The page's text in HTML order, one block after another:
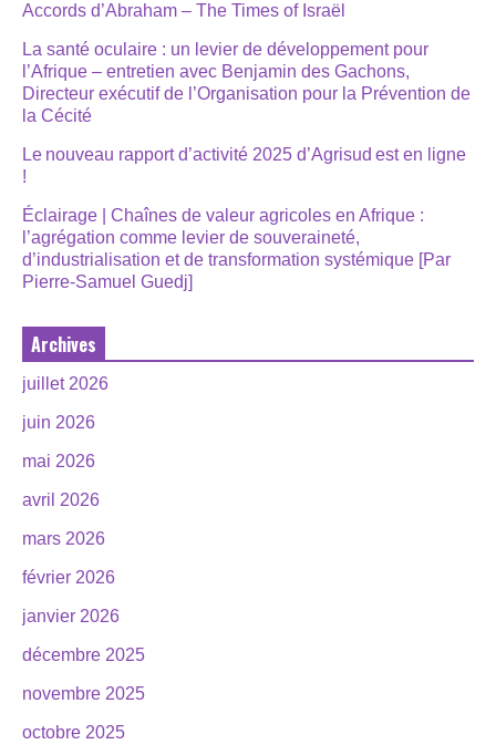
Accords d’Abraham – The Times of Israël
La santé oculaire : un levier de développement pour
l’Afrique – entretien avec Benjamin des Gachons,
Directeur exécutif de l’Organisation pour la Prévention de
la Cécité
Le nouveau rapport d’activité 2025 d’Agrisud est en ligne
!
Éclairage | Chaînes de valeur agricoles en Afrique :
l’agrégation comme levier de souveraineté,
d’industrialisation et de transformation systémique [Par
Pierre-Samuel Guedj]
Archives
juillet 2026
juin 2026
mai 2026
avril 2026
mars 2026
février 2026
janvier 2026
décembre 2025
novembre 2025
octobre 2025